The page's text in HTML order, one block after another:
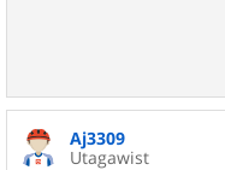
Aj3309
Utagawist